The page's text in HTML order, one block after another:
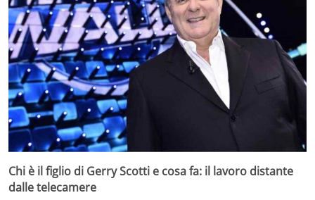
Chi è il figlio di Gerry Scotti e cosa fa: il lavoro distante
dalle telecamere